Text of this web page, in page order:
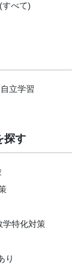
すべて)
自立学習
探す
学特化対策
り